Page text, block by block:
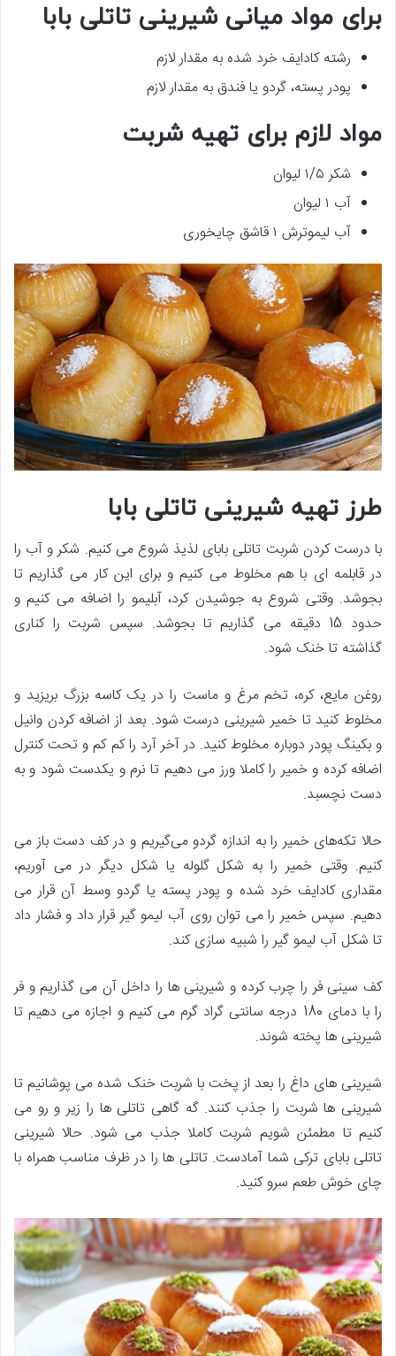
برای مواد میانی شیرینی تاتلی بابا
رشته کادایف خرد شده به مقدار لازم
پودر پسته، گردو یا فندق به مقدار لازم
مواد لازم برای تهیه شربت
شکر ۱/۵ لیوان
آب ۱ لیوان
آب لیموترش ۱ قاشق چایخوری
طرز تهیه شیرینی تاتلی بابا
با درست کردن شربت تاتلی بابای لذیذ شروع می کنیم. شکر و آب را
در قابلمه ای با هم مخلوط می کنیم و برای این کار می گذاریم تا
بجوشد. وقتی شروع به جوشیدن کرد، آبلیمو را اضافه می کنیم و
حدود 15 دقیقه می گذاریم تا بجوشد. سپس شربت را کناری
گذاشته تا خنک شود.
روغن مایع، کره، تخم مرغ و ماست را در یک کاسه بزرگ بریزید و
مخلوط کنید تا خمیر شیرینی درست شود. بعد از اضافه کردن وانیل
و بکینگ پودر دوباره مخلوط کنید. در آخر آرد را کم کم و تحت کنترل
اضافه کرده و خمیر را کاملا ورز می دهیم تا نرم و یکدست شود و به
دست نچسبد.
حالا تکه‌های خمیر را به اندازه گردو می‌گیریم و در کف دست باز می
کنیم. وقتی خمیر را به شکل گلوله یا شکل دیگر در می آوریم،
مقداری کادایف خرد شده و پودر پسته یا گردو وسط آن قرار می
دهیم. سپس خمیر را می توان روی آب لیمو گیر قرار داد و فشار داد
تا شکل آب لیمو گیر را شبیه سازی کند.
کف سینی فر را چرب کرده و شیرینی ها را داخل آن می گذاریم و فر
را با دمای 180 درجه سانتی گراد گرم می کنیم و اجازه می دهیم تا
شیرینی ها پخته شوند.
شیرینی های داغ را بعد از پخت با شربت خنک شده می پوشانیم تا
شیرینی ها شربت را جذب کنند. گه گاهی تاتلی ها را زیر و رو می
کنیم تا مطمئن شویم شربت کاملا جذب می شود. حالا شیرینی
تاتلی بابای ترکی شما آمادست. تاتلی ها را در ظرف مناسب همراه با
چای خوش طعم سرو کنید.